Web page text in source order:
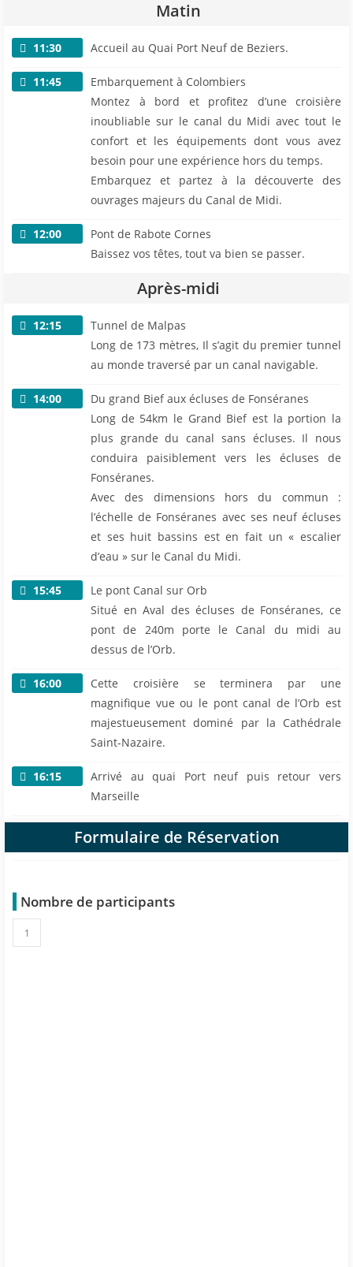
Matin
11:30 Accueil au Quai Port Neuf de Beziers.
11:45
Embarquement à Colombiers
Montez à bord et profitez d’une croisière
inoubliable sur le canal du Midi avec tout le
confort et les équipements dont vous avez
besoin pour une expérience hors du temps.
Embarquez et partez à la découverte des
ouvrages majeurs du Canal de Midi.
12:00
Pont de Rabote Cornes
Baissez vos têtes, tout va bien se passer.
Après-midi
12:15
Tunnel de Malpas
Long de 173 mètres, Il s’agit du premier tunnel
au monde traversé par un canal navigable.
14:00
Du grand Bief aux écluses de Fonséranes
Long de 54km le Grand Bief est la portion la
plus grande du canal sans écluses. Il nous
conduira paisiblement vers les écluses de
Fonséranes.
Avec des dimensions hors du commun :
l’échelle de Fonséranes avec ses neuf écluses
et ses huit bassins est en fait un « escalier
d’eau » sur le Canal du Midi.
15:45
Le pont Canal sur Orb
Situé en Aval des écluses de Fonséranes, ce
pont de 240m porte le Canal du midi au
dessus de l’Orb.
16:00
Cette croisière se terminera par une
magnifique vue ou le pont canal de l’Orb est
majestueusement dominé par la Cathédrale
Saint-Nazaire.
16:15
Arrivé au quai Port neuf puis retour vers
Marseille
Formulaire de Réservation
Nombre de participants